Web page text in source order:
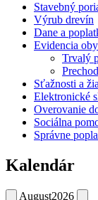
Stavebný
Výrub drevín
Dane a
Evidencia
Trvalý
Sťažnosti a
Elektronické
Overovanie
Sociálna
Správne
Kalendár
August2026